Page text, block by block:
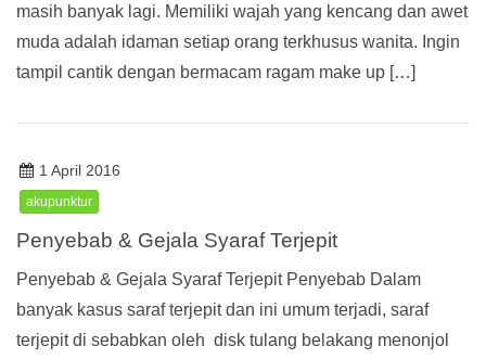
masih banyak lagi. Memiliki wajah yang kencang dan awet
muda adalah idaman setiap orang terkhusus wanita. Ingin
tampil cantik dengan bermacam ragam make up […]
1 April 2016
akupunktur
Penyebab & Gejala Syaraf Terjepit
Penyebab & Gejala Syaraf Terjepit Penyebab Dalam
banyak kasus saraf terjepit dan ini umum terjadi, saraf
terjepit di sebabkan oleh disk tulang belakang menonjol